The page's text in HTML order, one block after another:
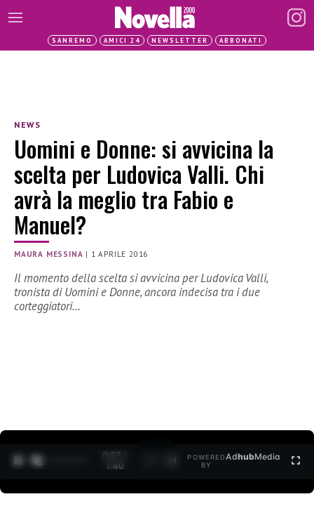
SANREMO AMICI 24 NEWSLETTER ABBONATI
NEWS
Uomini e Donne: si avvicina la
scelta per Ludovica Valli. Chi
avrà la meglio tra Fabio e
Manuel?
MAURA MESSINA | 1 APRILE 2016
Il momento della scelta si avvicina per Ludovica Valli,
tronista di Uomini e Donne, ancora indecisa tra i due
corteggiatori…
0:27 /
1:40
POWERED
BY
AdhubMedia